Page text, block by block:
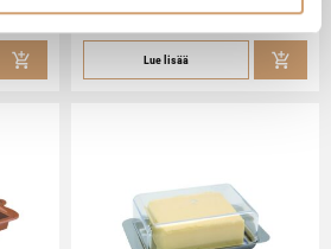
29,90€
Lue lisää